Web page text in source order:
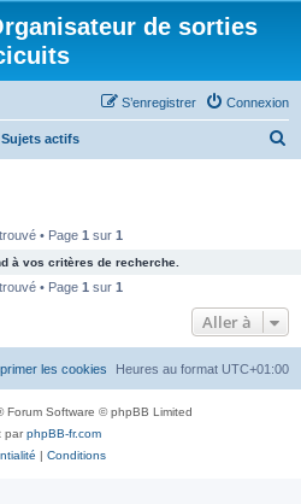
de sorties
Connexion
S’enregistrer
Sujets actifs
c
e
• Page 1 sur 1
à vos critères de recherche.
• Page 1 sur 1
Aller à
Heures au format UTC+01:00
les cookies
Forum Software © phpBB Limited
parphpBB-fr.com
| Conditions